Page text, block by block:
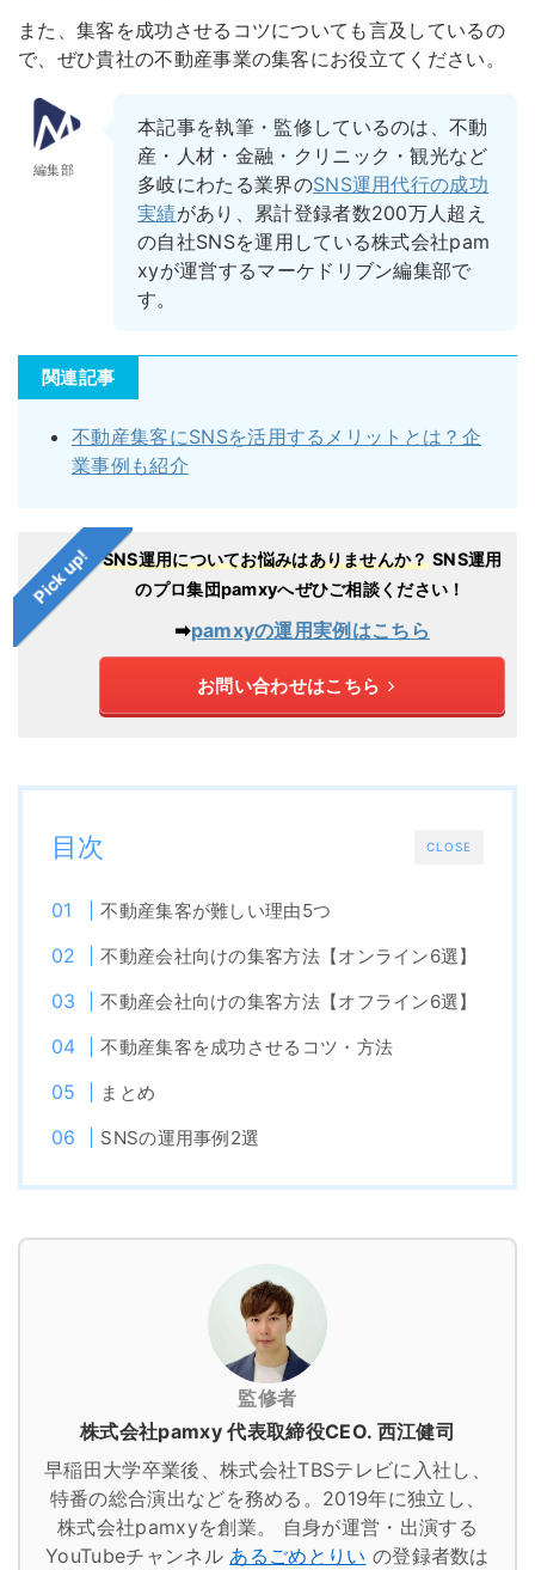
また、集客を成功させるコツについても言及しているの
で、ぜひ貴社の不動産事業の集客にお役立てください。
編集部
本記事を執筆・監修しているのは、不動
産・人材・金融・クリニック・観光など
多岐にわたる業界のSNS運用代行の成功
実績があり、累計登録者数200万人超え
の自社SNSを運用している株式会社pam
xyが運営するマーケドリブン編集部で
す。
関連記事
不動産集客にSNSを活用するメリットとは？企
業事例も紹介
Pick up! SNS運用についてお悩みはありませんか？SNS運用
のプロ集団pamxyへぜひご相談ください！
➡︎pamxyの運用実例はこちら
お問い合わせはこちら
CLOSE
目次
不動産集客が難しい理由5つ
不動産会社向けの集客方法【オンライン6選】
不動産会社向けの集客方法【オフライン6選】
不動産集客を成功させるコツ・方法
まとめ
SNSの運用事例2選
監修者
株式会社pamxy 代表取締役CEO. 西江健司
早稲田大学卒業後、株式会社TBSテレビに入社し、
特番の総合演出などを務める。2019年に独立し、
株式会社pamxyを創業。
自身が運営・出演する
YouTubeチャンネル あるごめとりい の登録者数は